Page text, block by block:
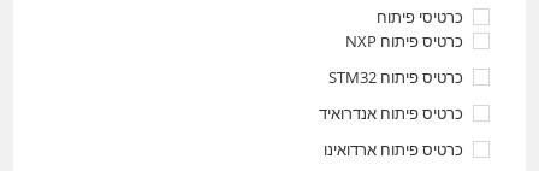
כרטיסי פיתוח
כרטיס פיתוח NXP
כרטיס פיתוח STM32
כרטיס פיתוח אנדרואיד
כרטיס פיתוח ארדואינו